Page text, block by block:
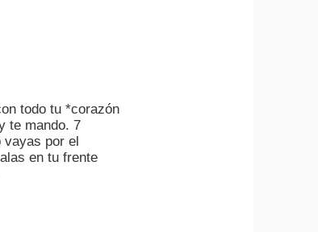
todo tu *corazón
te mando. 7
vayas por el
en tu frente